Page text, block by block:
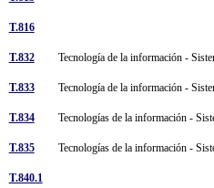
T.816
T.832 Tecnología de la información -
T.833 Tecnología de la información -
T.834 Tecnologías de la información -
T.835 Tecnologías de la información -
T.840.1